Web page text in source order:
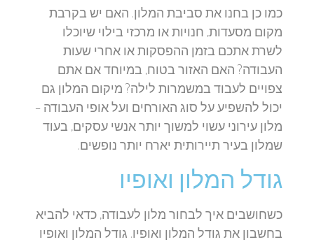
כמו כן בחנו את סביבת המלון. האם יש בקרבת
מקום מסעדות, חנויות או מרכזי בילוי שיוכלו
לשרת אתכם בזמן ההפסקות או אחרי שעות
העבודה? האם האזור בטוח, במיוחד אם אתם
צפויים לעבוד במשמרות לילה? מיקום המלון גם
יכול להשפיע על סוג האורחים ועל אופי העבודה –
מלון עירוני עשוי למשוך יותר אנשי עסקים, בעוד
שמלון בעיר תיירותית יארח יותר נופשים.
גודל המלון ואופיו
כשחושבים איך לבחור מלון לעבודה, כדאי להביא
בחשבון את גודל המלון ואופיו. גודל המלון ואופיו